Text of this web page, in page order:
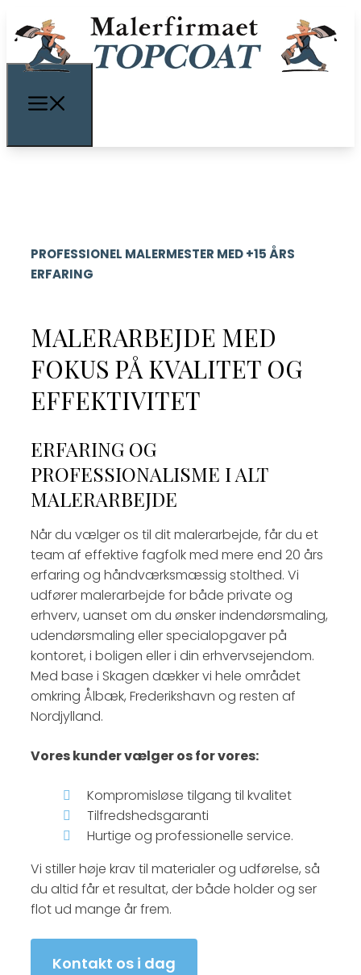
PROFESSIONEL MALERMESTER MED +15 ÅRS
ERFARING
MALERARBEJDE MED
FOKUS PÅ KVALITET OG
EFFEKTIVITET
ERFARING OG
PROFESSIONALISME I ALT
MALERARBEJDE
Når du vælger os til dit malerarbejde, får du et
team af effektive fagfolk med mere end 20 års
erfaring og håndværksmæssig stolthed. Vi
udfører malerarbejde for både private og
erhverv, uanset om du ønsker indendørsmaling,
udendørsmaling eller specialopgaver på
kontoret, i boligen eller i din erhvervsejendom.
Med base i Skagen dækker vi hele området
omkring Ålbæk, Frederikshavn og resten af
Nordjylland.
Vores kunder vælger os for vores:
Kompromisløse tilgang til kvalitet
Tilfredshedsgaranti
Hurtige og professionelle service.
Vi stiller høje krav til materialer og udførelse, så
du altid får et resultat, der både holder og ser
flot ud mange år frem.
Kontakt os i dag